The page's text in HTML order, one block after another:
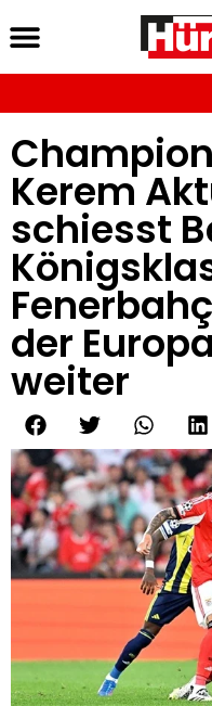
Kerem
schiesst
der
weiter